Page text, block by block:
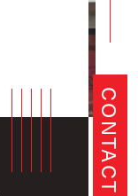
CONTACT